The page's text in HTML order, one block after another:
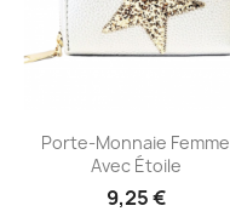
Aperçu rapide
Porte-Monnaie Femme
Avec Étoile
9,25 €